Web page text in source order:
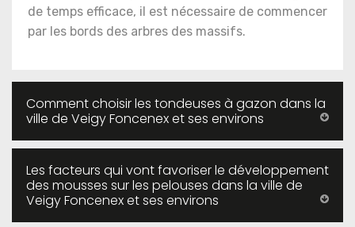
de temps efficace, il est nécessaire de commencer
par les bords des arbres des massifs.
Comment choisir les tondeuses à gazon dans la
ville de Veigy Foncenex et ses environs
Les facteurs qui vont favoriser le développement
des mousses sur les pelouses dans la ville de
Veigy Foncenex et ses environs